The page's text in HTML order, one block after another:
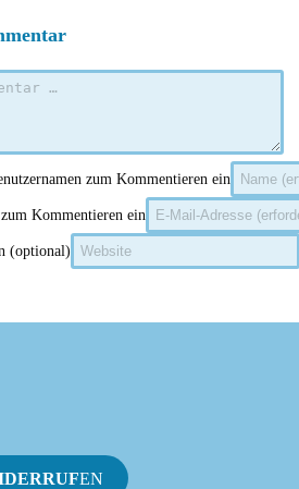
zum Kommentieren ein
Kommentieren ein
(optional)
EN